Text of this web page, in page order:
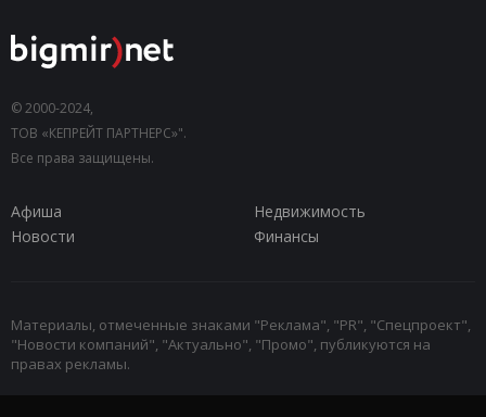
© 2000-2024,
ТОВ «КЕПРЕЙТ ПАРТНЕРС»".
Все права защищены.
Афиша
Недвижимость
Новости
Финансы
Материалы, отмеченные знаками "Реклама", "PR", "Спецпроект",
"Новости компаний", "Актуально", "Промо", публикуются на
правах рекламы.